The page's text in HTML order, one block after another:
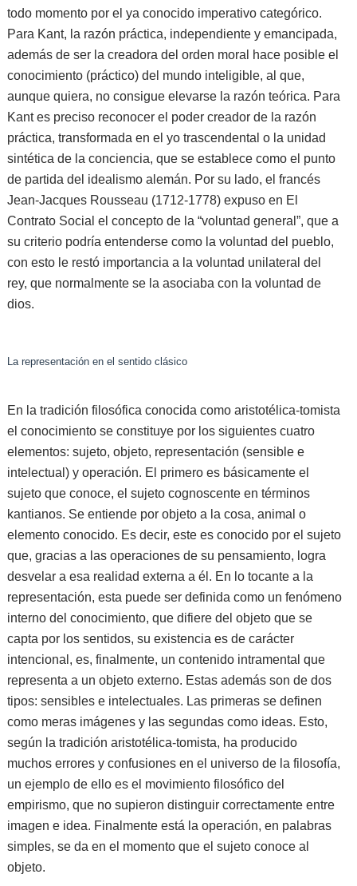
todo momento por el ya conocido imperativo categórico.
Para Kant, la razón práctica, independiente y emancipada,
además de ser la creadora del orden moral hace posible el
conocimiento (práctico) del mundo inteligible, al que,
aunque quiera, no consigue elevarse la razón teórica. Para
Kant es preciso reconocer el poder creador de la razón
práctica, transformada en el yo trascendental o la unidad
sintética de la conciencia, que se establece como el punto
de partida del idealismo alemán. Por su lado, el francés
Jean-Jacques Rousseau (1712-1778) expuso en El
Contrato Social el concepto de la “voluntad general”, que a
su criterio podría entenderse como la voluntad del pueblo,
con esto le restó importancia a la voluntad unilateral del
rey, que normalmente se la asociaba con la voluntad de
dios.
La representación en el sentido clásico
En la tradición filosófica conocida como aristotélica-tomista
el conocimiento se constituye por los siguientes cuatro
elementos: sujeto, objeto, representación (sensible e
intelectual) y operación. El primero es básicamente el
sujeto que conoce, el sujeto cognoscente en términos
kantianos. Se entiende por objeto a la cosa, animal o
elemento conocido. Es decir, este es conocido por el sujeto
que, gracias a las operaciones de su pensamiento, logra
desvelar a esa realidad externa a él. En lo tocante a la
representación, esta puede ser definida como un fenómeno
interno del conocimiento, que difiere del objeto que se
capta por los sentidos, su existencia es de carácter
intencional, es, finalmente, un contenido intramental que
representa a un objeto externo. Estas además son de dos
tipos: sensibles e intelectuales. Las primeras se definen
como meras imágenes y las segundas como ideas. Esto,
según la tradición aristotélica-tomista, ha producido
muchos errores y confusiones en el universo de la filosofía,
un ejemplo de ello es el movimiento filosófico del
empirismo, que no supieron distinguir correctamente entre
imagen e idea. Finalmente está la operación, en palabras
simples, se da en el momento que el sujeto conoce al
objeto.